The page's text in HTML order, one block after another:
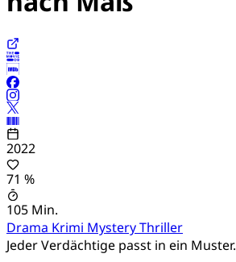
2022
71 %
105 Min.
Drama Krimi MysteryThriller
Jeder Verdächtige passt in ein Muster.